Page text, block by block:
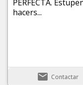
PERFECTA.
hacers...
email Contactar